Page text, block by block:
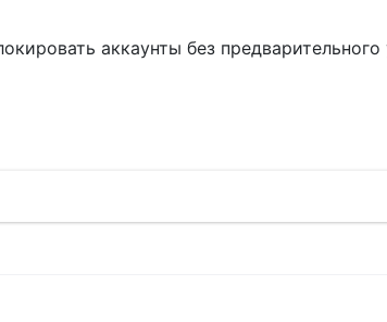
аккаунты без предварительного